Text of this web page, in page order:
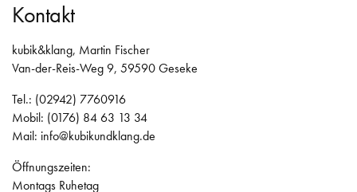
Kontakt
kubik&klang, Martin Fischer
Van-der-Reis-Weg 9, 59590 Geseke
Tel.: (02942) 7760916
Mobil: (0176) 84 63 13 34
Mail: info@kubikundklang.de
Öffnungszeiten:
Montags Ruhetag